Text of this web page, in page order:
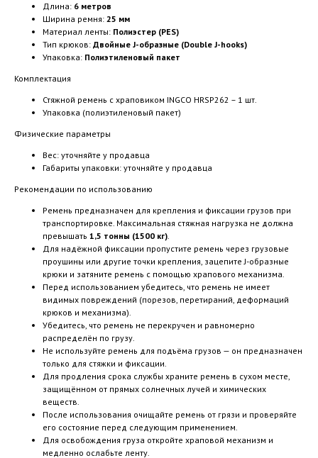
Длина: 6 метров
Ширина ремня: 25 мм
Материал ленты: Полиэстер (PES)
Тип крюков: Двойные J-образные (Double J-hooks)
Упаковка: Полиэтиленовый пакет
Комплектация
Стяжной ремень с храповиком INGCO HRSP262 – 1 шт.
Упаковка (полиэтиленовый пакет)
Физические параметры
Вес: уточняйте у продавца
Габариты упаковки: уточняйте у продавца
Рекомендации по использованию
Ремень предназначен для крепления и фиксации грузов при
транспортировке. Максимальная стяжная нагрузка не должна
превышать 1,5 тонны (1500 кг).
Для надёжной фиксации пропустите ремень через грузовые
проушины или другие точки крепления, зацепите J-образные
крюки и затяните ремень с помощью храпового механизма.
Перед использованием убедитесь, что ремень не имеет
видимых повреждений (порезов, перетираний, деформаций
крюков и механизма).
Убедитесь, что ремень не перекручен и равномерно
распределён по грузу.
Не используйте ремень для подъёма грузов — он предназначен
только для стяжки и фиксации.
Для продления срока службы храните ремень в сухом месте,
защищённом от прямых солнечных лучей и химических
веществ.
После использования очищайте ремень от грязи и проверяйте
его состояние перед следующим применением.
Для освобождения груза откройте храповой механизм и
медленно ослабьте ленту.